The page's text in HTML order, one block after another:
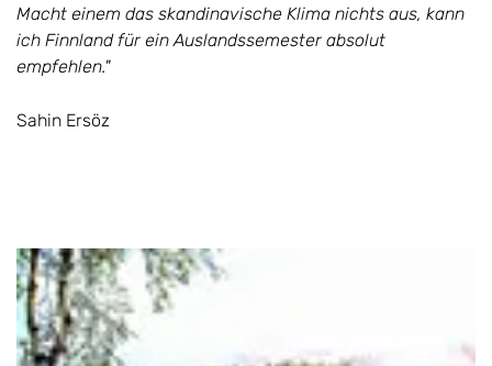
Macht einem das skandinavische Klima nichts aus, kann
ich Finnland für ein Auslandssemester absolut
empfehlen."
Sahin Ersöz